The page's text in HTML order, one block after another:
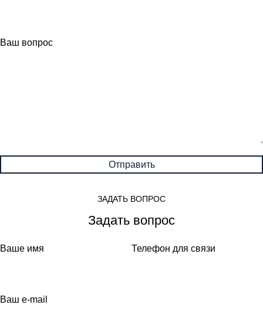
Ваш вопрос
ЗАДАТЬ ВОПРОС
Задать вопрос
Ваше имя Телефон для связи
Ваш e-mail